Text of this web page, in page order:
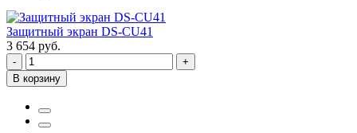
Защитный экран DS-CU41
3 654 руб.
-
+
В корзину